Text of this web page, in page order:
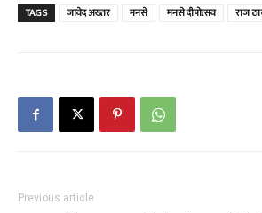
TAGS जावेद अख्तर मनसे मनसे दीपोत्सव राज
Previous article